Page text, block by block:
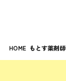
HOME もとす薬剤